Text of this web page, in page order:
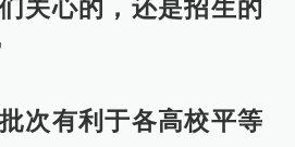
关心的，还是招生的
次有利于各高校平等